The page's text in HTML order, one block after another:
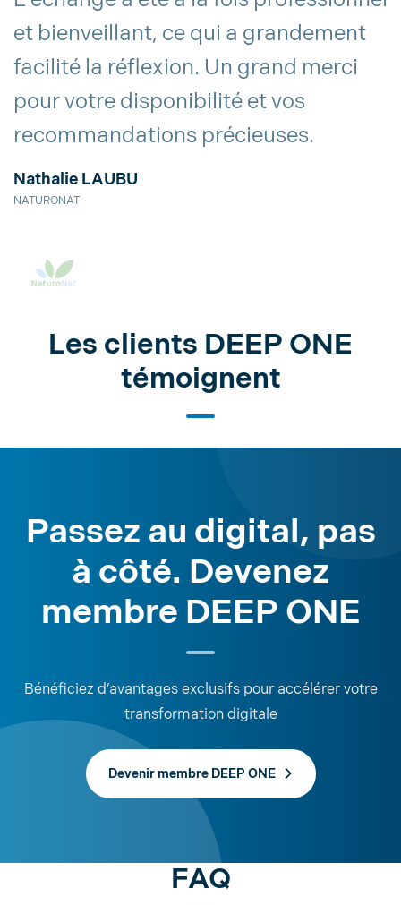
et bienveillant, ce qui a grandement
facilité la réflexion. Un grand merci
pour votre disponibilité et vos
recommandations précieuses.
Nathalie LAUBU
NATURONAT
Les clients DEEP ONE
témoignent
Passez au digital, pas
à côté. Devenez
membre DEEP ONE
Bénéficiez d’avantages exclusifs pour accélérer votre
transformation digitale
Devenir membre DEEP ONE
FAQ